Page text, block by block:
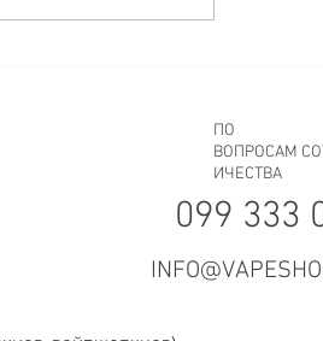
ПО
ВОПРОСАМ
ИЧЕСТВА
099 333